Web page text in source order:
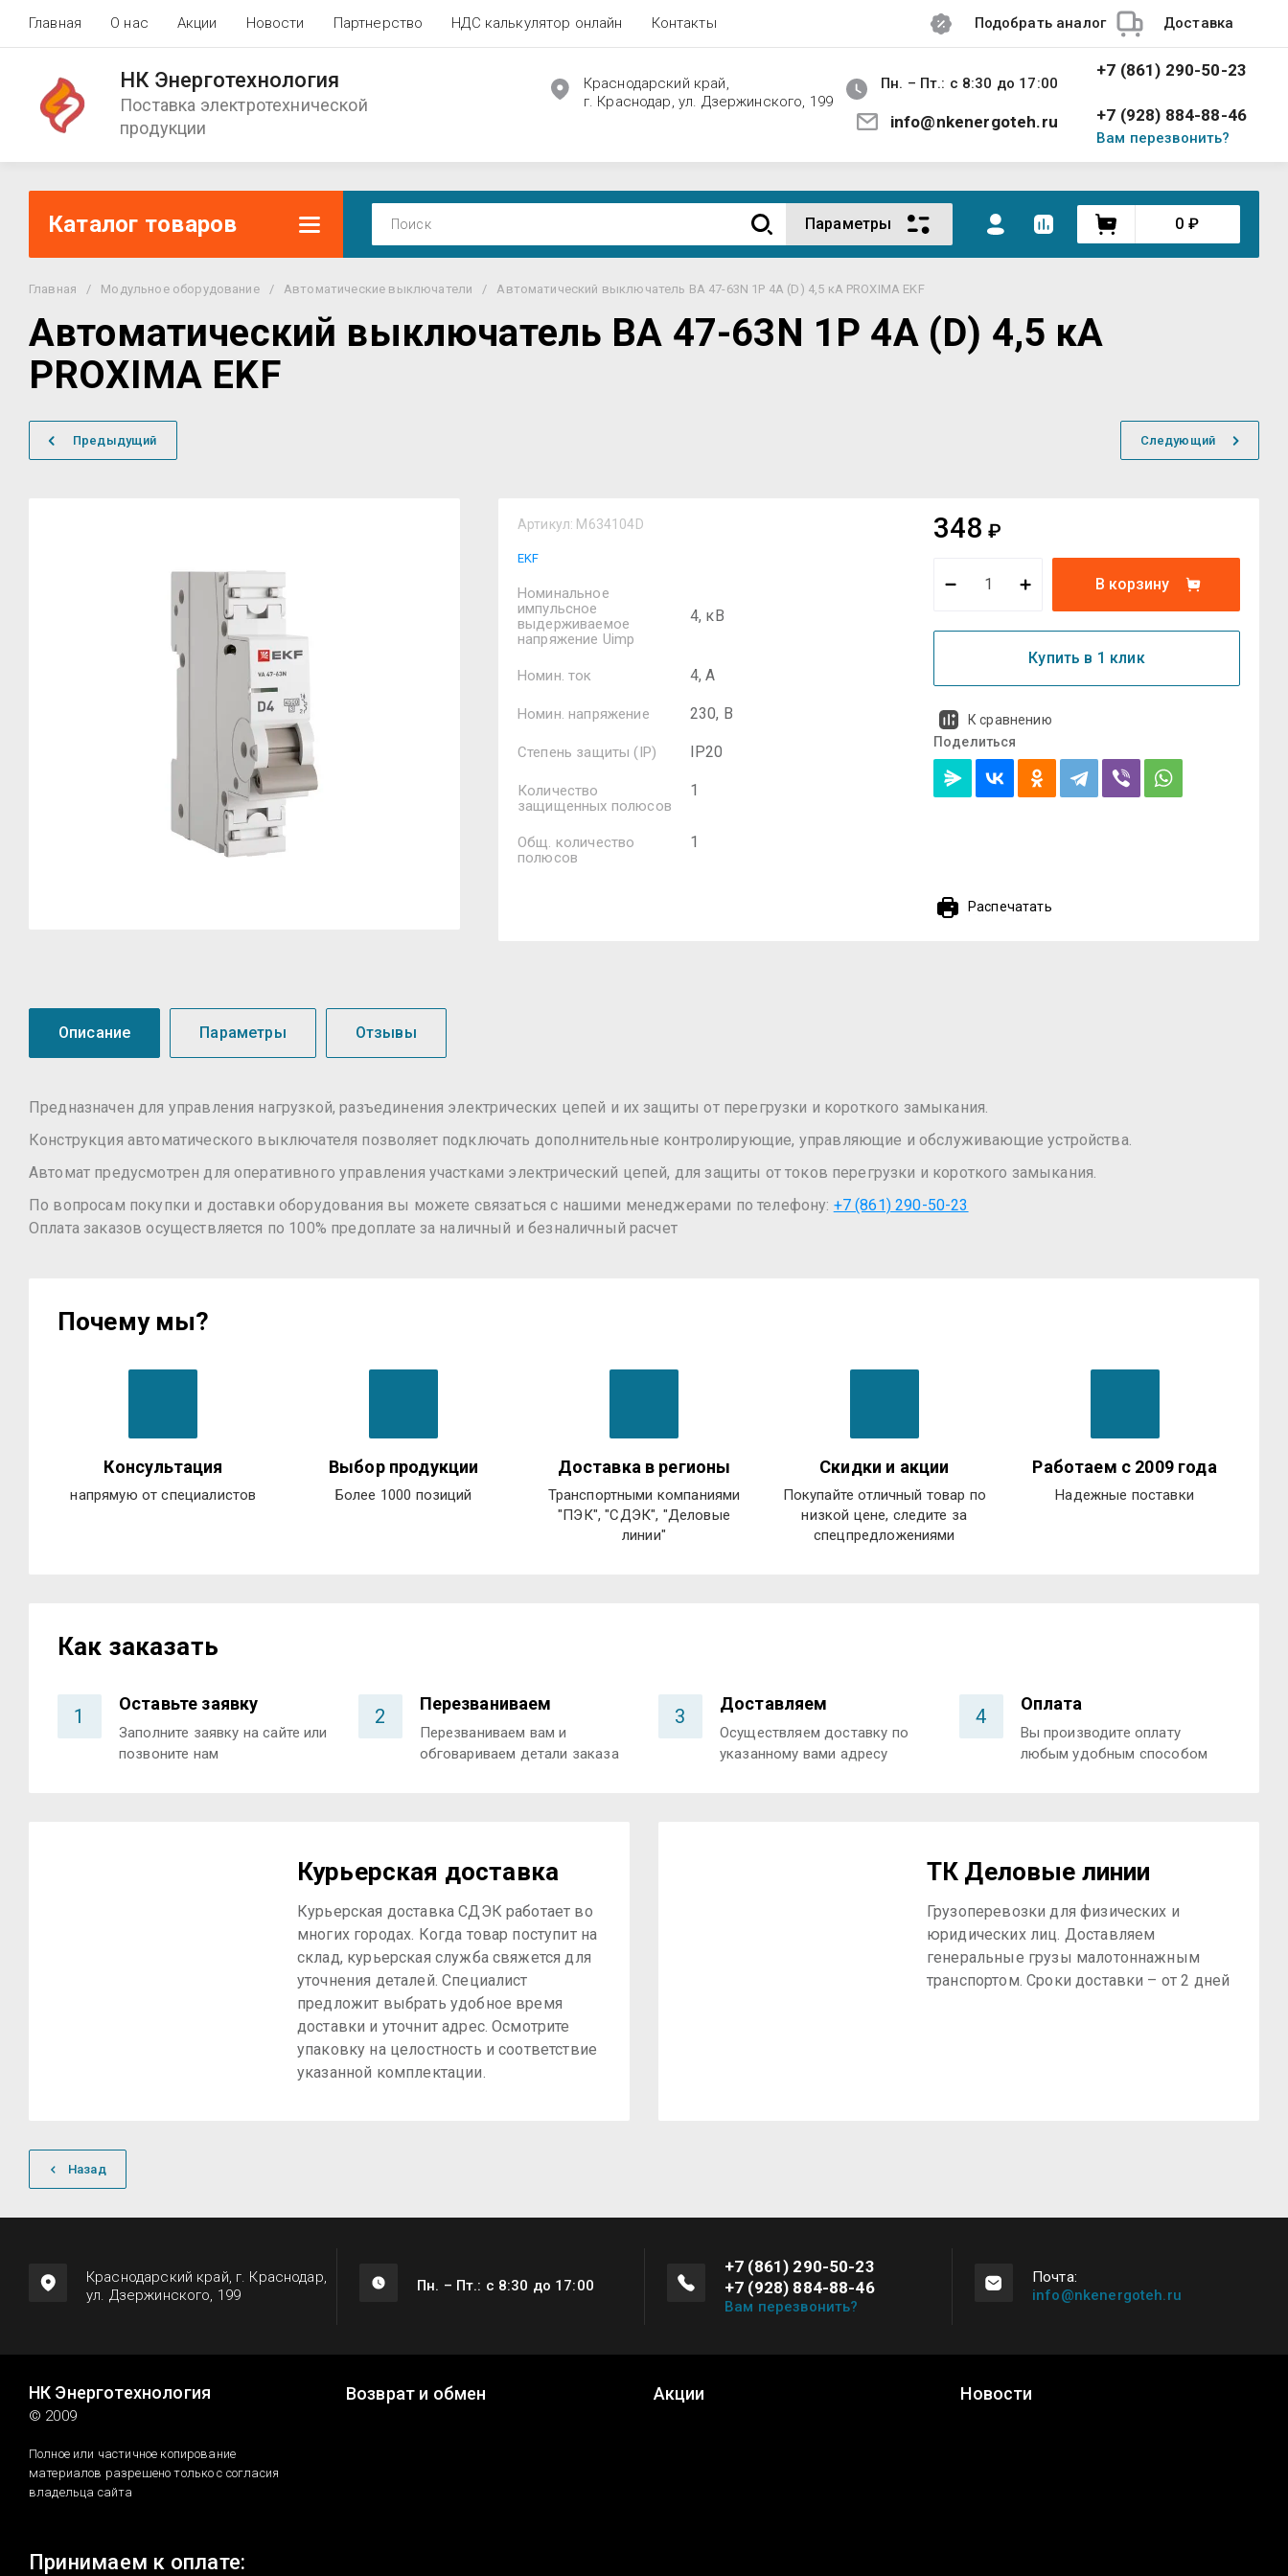
Главная О нас Акции Новости Партнерство НДС калькулятор онлайн Контакты Подобрать аналог Доставка
НК Энерготехнология
Поставка электротехнической
продукции
Краснодарский край,
г. Краснодар, ул. Дзержинского, 199
Пн. – Пт.: с 8:30 до 17:00
info@nkenergoteh.ru
+7 (861) 290-50-23
+7 (928) 884-88-46
Вам перезвонить?
Каталог товаров Параметры 0 ₽
Главная / Модульное оборудование / Автоматические выключатели / Автоматический выключатель ВА 47-63N 1P 4А (D) 4,5 кА PROXIMA EKF
Автоматический выключатель ВА 47-63N 1P 4А (D) 4,5 кА
PROXIMA EKF
Предыдущий Следующий
Артикул: M634104D
EKF
Номинальное
импульсное
выдерживаемое
напряжение Uimp
4, кВ
Номин. ток 4, А
Номин. напряжение 230, В
Степень защиты (IP) IP20
Количество
защищенных полюсов
1
Общ. количество
полюсов
1
348 ₽
В корзину
Купить в 1 клик
К сравнению
Поделиться
Распечатать
Описание Параметры Отзывы
Предназначен для управления нагрузкой, разъединения электрических цепей и их защиты от перегрузки и короткого замыкания.
Конструкция автоматического выключателя позволяет подключать дополнительные контролирующие, управляющие и обслуживающие устройства.
Автомат предусмотрен для оперативного управления участками электрический цепей, для защиты от токов перегрузки и короткого замыкания.
По вопросам покупки и доставки оборудования вы можете связаться с нашими менеджерами по телефону: +7 (861) 290-50-23
Оплата заказов осуществляется по 100% предоплате за наличный и безналичный расчет
Почему мы?
Консультация
напрямую от специалистов
Выбор продукции
Более 1000 позиций
Доставка в регионы
Транспортными компаниями
"ПЭК", "СДЭК", "Деловые
линии"
Скидки и акции
Покупайте отличный товар по
низкой цене, следите за
спецпредложениями
Работаем с 2009 года
Надежные поставки
Как заказать
1
Оставьте заявку
Заполните заявку на сайте или
позвоните нам
2
Перезваниваем
Перезваниваем вам и
обговариваем детали заказа
3
Доставляем
Осуществляем доставку по
указанному вами адресу
4
Оплата
Вы производите оплату
любым удобным способом
Курьерская доставка
Курьерская доставка СДЭК работает во
многих городах. Когда товар поступит на
склад, курьерская служба свяжется для
уточнения деталей. Специалист
предложит выбрать удобное время
доставки и уточнит адрес. Осмотрите
упаковку на целостность и соответствие
указанной комплектации.
ТК Деловые линии
Грузоперевозки для физических и
юридических лиц. Доставляем
генеральные грузы малотоннажным
транспортом. Сроки доставки – от 2 дней
Назад
Краснодарский край, г. Краснодар,
ул. Дзержинского, 199
Пн. – Пт.: с 8:30 до 17:00
+7 (861) 290-50-23
+7 (928) 884-88-46
Вам перезвонить?
Почта:
info@nkenergoteh.ru
НК Энерготехнология
© 2009
Полное или частичное копирование
материалов разрешено только с согласия
владельца сайта
Возврат и обмен Акции Новости
Принимаем к оплате: